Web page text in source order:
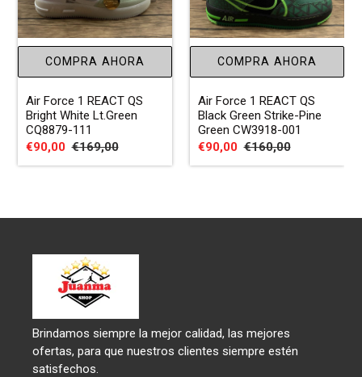
COMPRA AHORA
Air Force 1 REACT QS
Bright White Lt.Green
CQ8879-111
Precio
de
€90,00 Precio
habitual
€169,00
COMPRA AHORA
Air Force 1 REACT QS
Black Green Strike-Pine
Green CW3918-001
Precio
de
€90,00 Precio
habitual
€160,00
Brindamos siempre la mejor calidad, las mejores
ofertas, para que nuestros clientes siempre estén
satisfechos.